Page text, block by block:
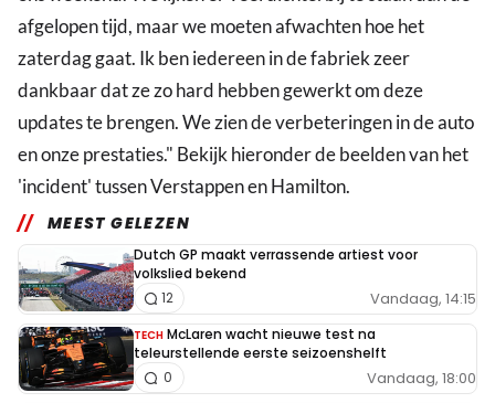
afgelopen tijd, maar we moeten afwachten hoe het
zaterdag gaat. Ik ben iedereen in de fabriek zeer
dankbaar dat ze zo hard hebben gewerkt om deze
updates te brengen. We zien de verbeteringen in de auto
en onze prestaties." Bekijk hieronder de beelden van het
'incident' tussen Verstappen en Hamilton.
MEEST GELEZEN
Dutch GP maakt verrassende artiest voor
volkslied bekend
Vandaag, 14:15
12
TECH McLaren wacht nieuwe test na
teleurstellende eerste seizoenshelft
Vandaag, 18:00
0